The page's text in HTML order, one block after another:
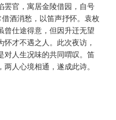
罢官，寓居金陵借园，自号
酒消愁，以笛声抒怀。袁枚
曾仕途得意，但因升迁无望
才不遇之人。此次夜访，
对人生况味的共同喟叹。笛
人心境相通，遂成此诗。